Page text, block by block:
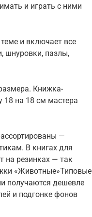
и играть с ними
и включает все
шнуровки, пазлы,
Книжка-
18 на 18 см мастера
—
В книгах для
на резинках — так
«Животные»Типовые
получаются дешевле
и подгонке фонов